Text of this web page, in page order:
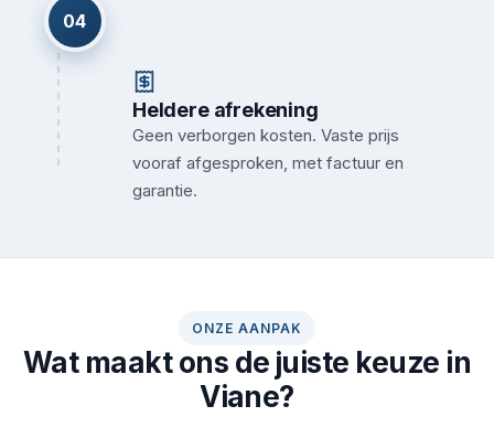
04
Heldere afrekening
Geen verborgen kosten. Vaste prijs
vooraf afgesproken, met factuur en
garantie.
ONZE AANPAK
Wat maakt ons de juiste keuze in
Viane?